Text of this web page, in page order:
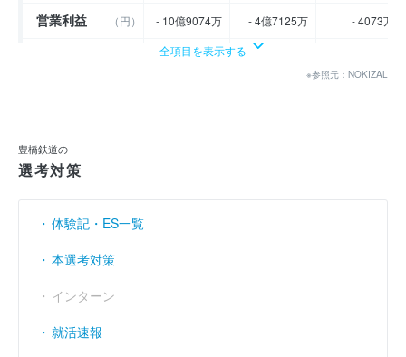
営業利益 （円） - 10億9074万 - 4億7125万 - 4073万
- 7億1324万
売上伸び率
営業利益率 （％） - 24.72 - 9.26 - 0.69
経常利益率 （％）
全項目を表示する
※参照元：NOKIZAL
豊橋鉄道の
選考対策
体験記・ES一覧
本選考対策
インターン
就活速報